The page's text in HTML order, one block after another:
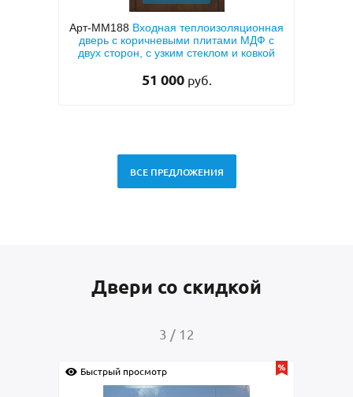
Арт-ММ188 Входная теплоизоляционная
дверь с коричневыми плитами МДФ с
двух сторон, с узким стеклом и ковкой
51 000 руб.
ВСЕ ПРЕДЛОЖЕНИЯ
Двери со скидкой
4 / 12
Быстрый просмотр